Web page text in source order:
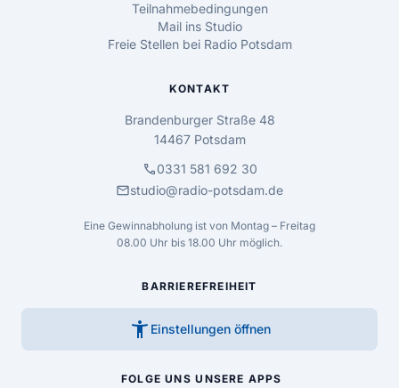
Teilnahmebedingungen
Mail ins Studio
Freie Stellen bei Radio Potsdam
KONTAKT
Brandenburger Straße 48
14467 Potsdam
call0331 581 692 30
mailstudio@radio-potsdam.de
Eine Gewinnabholung ist von Montag – Freitag
08.00 Uhr bis 18.00 Uhr möglich.
BARRIEREFREIHEIT
accessibility_new Einstellungen öffnen
FOLGE UNS UNSERE APPS